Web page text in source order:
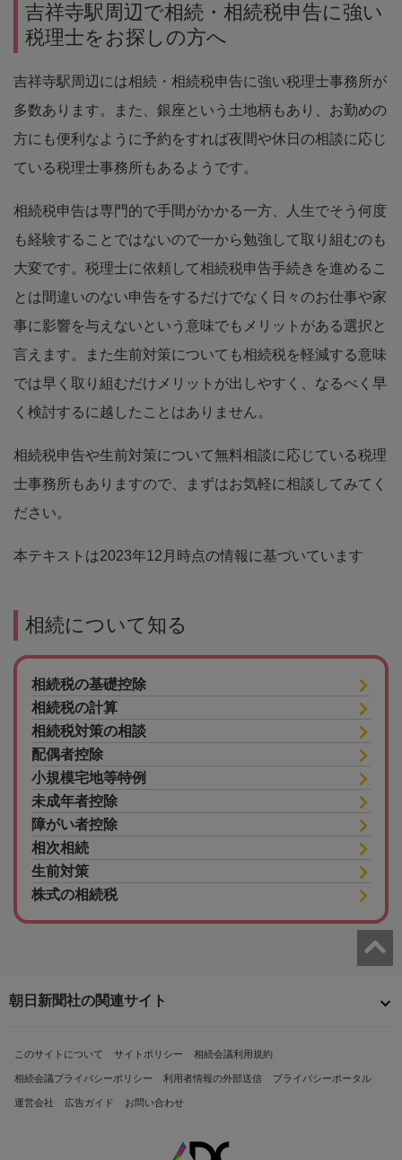
吉祥寺駅周辺で相続・相続税申告に強い
税理士をお探しの方へ
吉祥寺駅周辺には相続・相続税申告に強い税理士事務所が
多数あります。また、銀座という土地柄もあり、お勤めの
方にも便利なように予約をすれば夜間や休日の相談に応じ
ている税理士事務所もあるようです。
相続税申告は専門的で手間がかかる一方、人生でそう何度
も経験することではないので一から勉強して取り組むのも
大変です。税理士に依頼して相続税申告手続きを進めるこ
とは間違いのない申告をするだけでなく日々のお仕事や家
事に影響を与えないという意味でもメリットがある選択と
言えます。また生前対策についても相続税を軽減する意味
では早く取り組むだけメリットが出しやすく、なるべく早
く検討するに越したことはありません。
相続税申告や生前対策について無料相談に応じている税理
士事務所もありますので、まずはお気軽に相談してみてく
ださい。
本テキストは2023年12月時点の情報に基づいています
相続について知る
相続税の基礎控除
相続税の計算
相続税対策の相談
配偶者控除
小規模宅地等特例
未成年者控除
障がい者控除
相次相続
生前対策
株式の相続税
朝日新聞社の関連サイト
このサイトについて サイトポリシー 相続会議利用規約
相続会議プライバシーポリシー 利用者情報の外部送信 プライバシーポータル
運営会社 広告ガイド お問い合わせ